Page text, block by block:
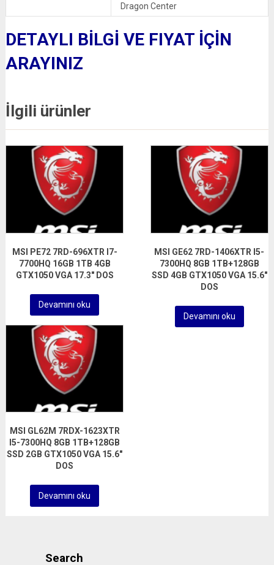
Dragon Center
DETAYLI BİLGİ VE FIYAT İÇİN
ARAYINIZ
İlgili ürünler
MSI PE72 7RD-696XTR I7-
7700HQ 16GB 1TB 4GB
GTX1050 VGA 17.3″ DOS
Devamını oku
MSI GE62 7RD-1406XTR I5-
7300HQ 8GB 1TB+128GB
SSD 4GB GTX1050 VGA 15.6″
DOS
Devamını oku
MSI GL62M 7RDX-1623XTR
I5-7300HQ 8GB 1TB+128GB
SSD 2GB GTX1050 VGA 15.6″
DOS
Devamını oku
Search